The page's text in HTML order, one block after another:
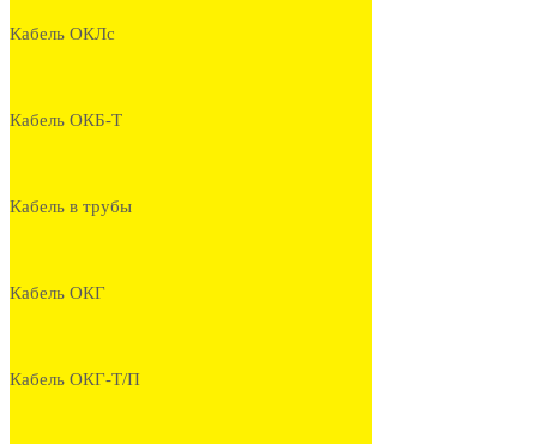
Кабель ОКЛс
Кабель ОКБ-Т
Кабель в трубы
Кабель ОКГ
Кабель ОКГ-Т/П